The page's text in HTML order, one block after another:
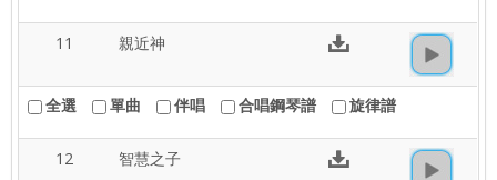
11 親近神
全選 單曲 伴唱 合唱鋼琴譜 旋律譜
12 智慧之子